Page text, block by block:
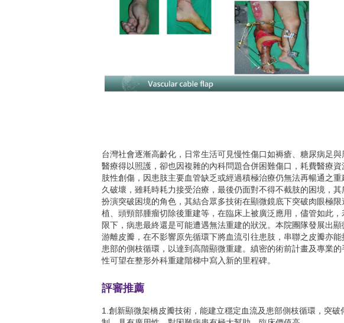
台灣社會逐漸高齡化，日常生活可見慢性傷口如褥瘡、糖尿病足
醫療得以照護，卻也因複雜的內科問題合併困難傷口，耗費醫療
肢性創傷，因患肢主要血管缺乏或經過積極治療仍無法再暢通之
久破壞，雖耗時耗力接受治療，最後仍面對不得不截肢的困境，
扮演突破困境的角色，其結合眾多技術在顯微鏡底下突破肉眼極
植、頭頸部腫瘤切除後重建等，在臨床上被廣泛應用，儘管如此
限下，病患最終還是可能遭遇無法重建的狀況。本院團隊發展出
游離皮瓣，在不影響原先循環下將血流引往患肢，串聯之皮瓣亦
患部的側枝循環，以達到高階顯微重建。縝密的術前計畫及專業
性可望在整形外科重建階梯中寫入新的里程碑。
評審推薦
1.創新顯微架橋皮瓣技術，能建立穩定血流及患部側枝循環，突